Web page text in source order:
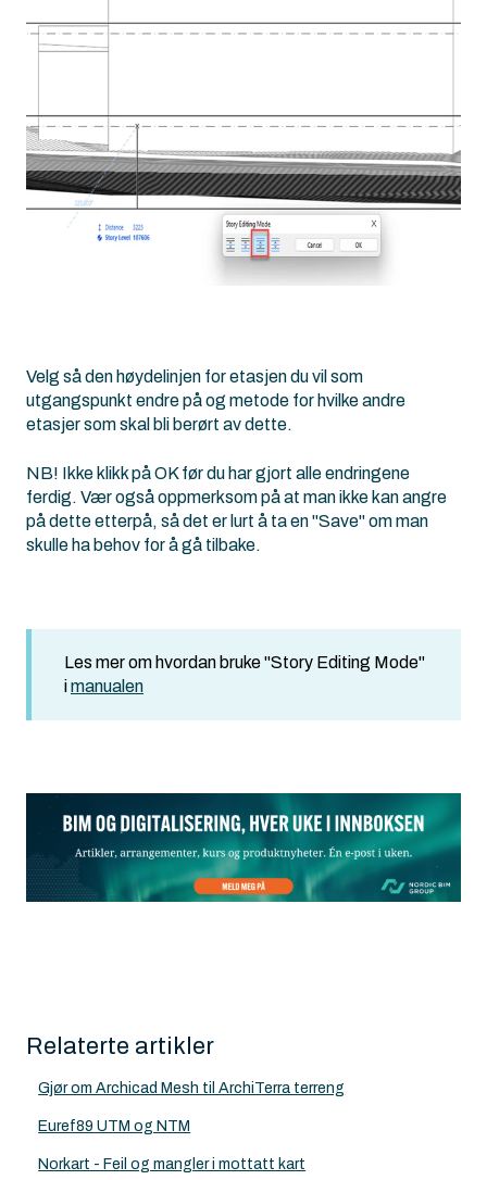
Velg så den høydelinjen for etasjen du vil som
utgangspunkt endre på og metode for hvilke andre
etasjer som skal bli berørt av dette.
NB! Ikke klikk på OK før du har gjort alle endringene
ferdig. Vær også oppmerksom på at man ikke kan angre
på dette etterpå, så det er lurt å ta en "Save" om man
skulle ha behov for å gå tilbake.
Les mer om hvordan bruke "Story Editing Mode"
imanualen
Relaterte artikler
Gjør om Archicad Mesh til ArchiTerra terreng
Euref89 UTM og NTM
Norkart - Feil og mangler i mottatt kart